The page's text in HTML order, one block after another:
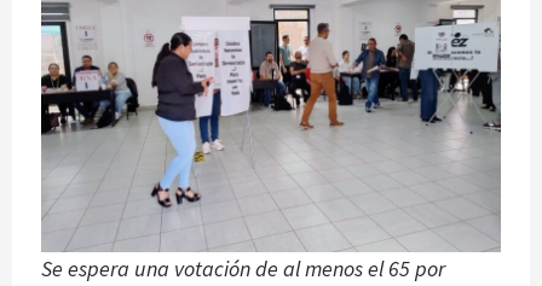
Se espera una votación de al menos el 65 por